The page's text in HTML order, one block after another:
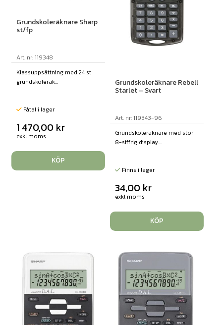
Grundskoleräknare Sharp
st/fp
Art. nr: 119348
Klassuppsättning med 24 st
grundskoleräk...
Fåtal i lager
1 470,00 kr
exkl moms
KÖP
Grundskoleräknare Rebell
Starlet – Svart
Art. nr: 119343-96
Grundskoleräknare med stor
8-siffrig display....
Finns i lager
34,00 kr
exkl moms
KÖP